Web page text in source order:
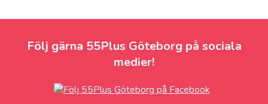
Följ gärna 55Plus Göteborg på sociala
medier!